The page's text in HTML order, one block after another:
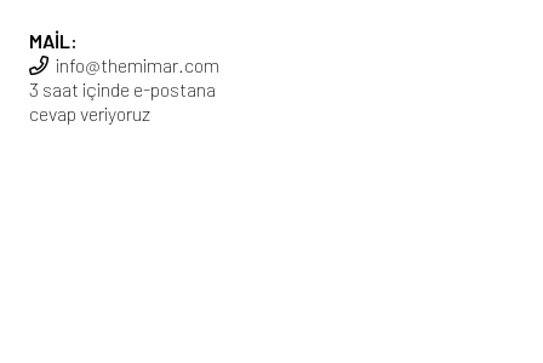
MAİL:
info@themimar.com
3 saat içinde e-postana
cevap veriyoruz